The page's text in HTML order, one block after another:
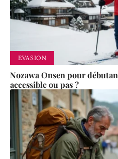
EVASION
Nozawa Onsen pour
accessible ou pas ?